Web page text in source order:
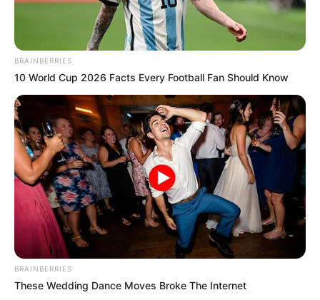
BRAINBERRIES
10 World Cup 2026 Facts Every Football Fan Should Know
BRAINBERRIES
These Wedding Dance Moves Broke The Internet